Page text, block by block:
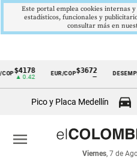
Cintillo
económicos
Colombia
$4178
▲ 0.42
EUR/COP$3672
—
Pico y Placa Medellín
Viernes, 7 de
menu
Este portal emplea cookies internas
estadísticos, funcionales y
consultar más en